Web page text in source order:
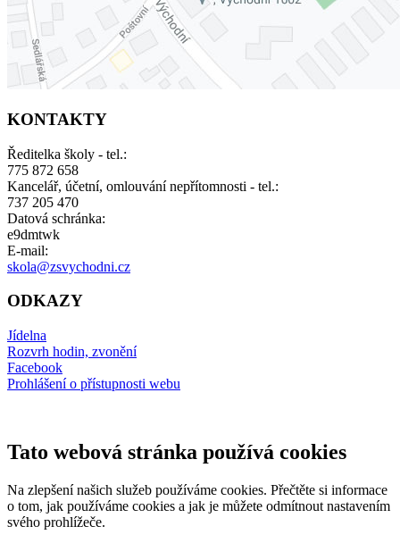
KONTAKTY
Ředitelka školy - tel.:
775 872 658
Kancelář, účetní, omlouvání nepřítomnosti - tel.:
737 205 470
Datová schránka:
e9dmtwk
E-mail:
skola@zsvychodni.cz
ODKAZY
Jídelna
Rozvrh hodin, zvonění
Facebook
Prohlášení o přístupnosti webu
Tato webová stránka používá cookies
Na zlepšení našich služeb používáme cookies. Přečtěte si informace
o tom, jak používáme cookies a jak je můžete odmítnout nastavením
svého prohlížeče.